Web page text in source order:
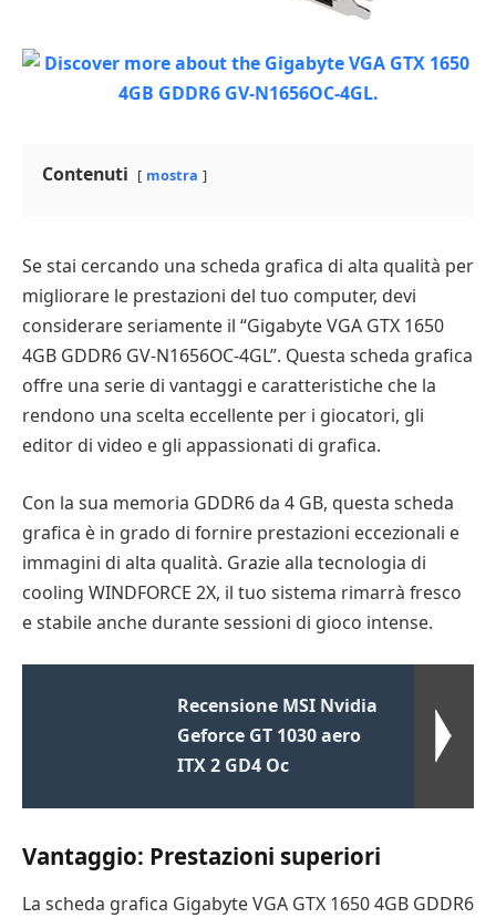
Contenuti mostra
Se stai cercando una scheda grafica di alta qualità per
migliorare le prestazioni del tuo computer, devi
considerare seriamente il “Gigabyte VGA GTX 1650
4GB GDDR6 GV-N1656OC-4GL”. Questa scheda grafica
offre una serie di vantaggi e caratteristiche che la
rendono una scelta eccellente per i giocatori, gli
editor di video e gli appassionati di grafica.
Con la sua memoria GDDR6 da 4 GB, questa scheda
grafica è in grado di fornire prestazioni eccezionali e
immagini di alta qualità. Grazie alla tecnologia di
cooling WINDFORCE 2X, il tuo sistema rimarrà fresco
e stabile anche durante sessioni di gioco intense.
Recensione MSI Nvidia
Geforce GT 1030 aero
ITX 2 GD4 Oc
Vantaggio: Prestazioni superiori
La scheda grafica Gigabyte VGA GTX 1650 4GB GDDR6